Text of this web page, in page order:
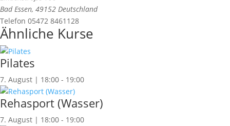
Bad Essen, 49152 Deutschland
Telefon 05472 8461128
Ähnliche Kurse
Pilates
7. August | 18:00 - 19:00
Rehasport (Wasser)
7. August | 18:00 - 19:00